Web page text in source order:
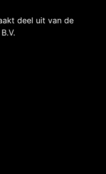
deel uit van de